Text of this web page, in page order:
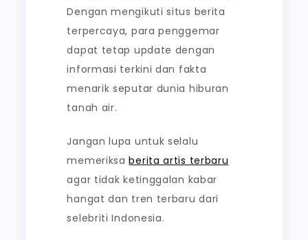
Dengan mengikuti situs berita
terpercaya, para penggemar
dapat tetap update dengan
informasi terkini dan fakta
menarik seputar dunia hiburan
tanah air.
Jangan lupa untuk selalu
memeriksaberita artis terbaru
agar tidak ketinggalan kabar
hangat dan tren terbaru dari
selebriti Indonesia.